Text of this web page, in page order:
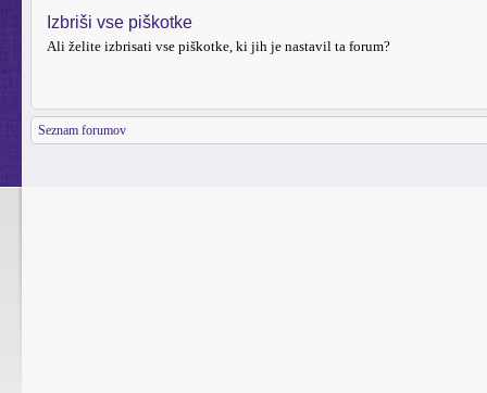
Izbriši vse piškotke
Ali želite izbrisati vse piškotke, ki jih je nastavil ta forum?
Seznam forumov